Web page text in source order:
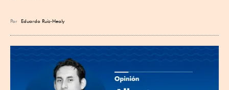
Por Eduardo Ruiz-Healy